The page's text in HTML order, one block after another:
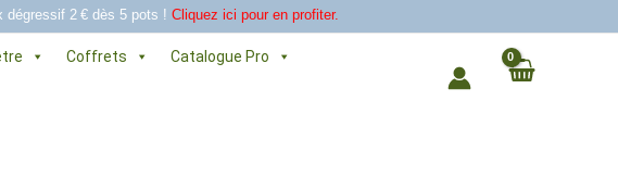
dégressif 2 € dès 5 pots ! Cliquez ici pour en profiter.
Coffrets
Catalogue Pro